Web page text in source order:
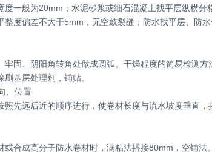
度一般为20mm；水泥砂浆或细石混凝土找平层纵横
整度偏差不大于5mm，无空鼓裂缝；防水找平层、防
固、阴阳角转角处做成圆弧。干燥程度的简易检测
基层处理剂，铺贴。
、位置
照先远后近的顺序进行，使卷材长度与流水坡度垂直
或合成高分子防水卷材时，满粘法搭接80mm，空铺